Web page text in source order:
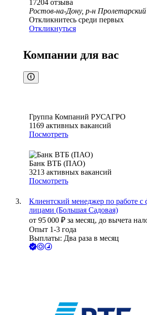
17204 отзыва
Ростов-на-Дону, р-н Пролетарский
Откликнитесь среди первых
Откликнуться
Компании для вас
Группа Компаний РУСАГРО
1169 активных вакансий
Посмотреть
Банк ВТБ (ПАО)
3213 активных вакансий
Посмотреть
Клиентский менеджер по работе с
лицами (Большая Садовая)
от 95 000 ₽ за месяц, до вычета
Опыт 1-3 года
Выплаты: Два раза в месяц